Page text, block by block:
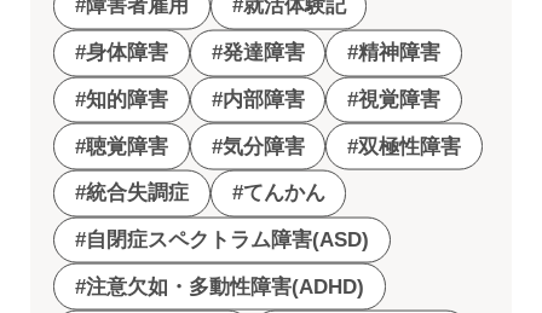
#障害者雇用 #就活体験記
#身体障害 #発達障害 #精神障害
#知的障害 #内部障害 #視覚障害
#聴覚障害 #気分障害 #双極性障害
#統合失調症 #てんかん
#自閉症スペクトラム障害(ASD)
#注意欠如・多動性障害(ADHD)